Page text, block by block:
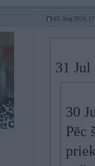
03. Aug 2024,
31
30
Pēc